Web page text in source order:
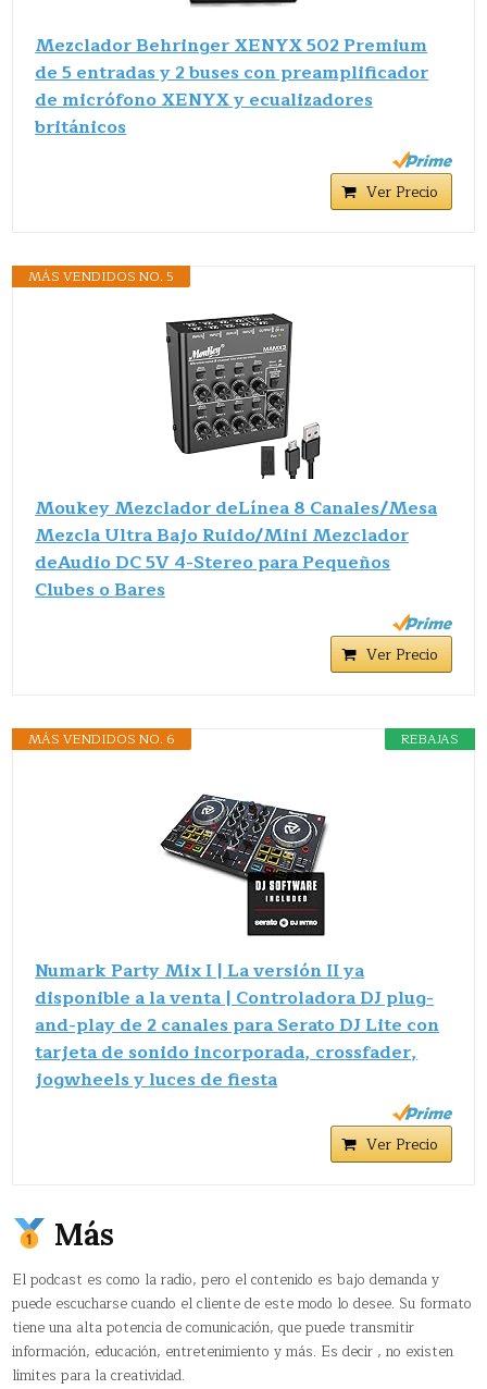
Mezclador Behringer XENYX 502 Premium
de 5 entradas y 2 buses con preamplificador
de micrófono XENYX y ecualizadores
británicos
Ver Precio
MÁS VENDIDOS NO. 5
Moukey Mezclador deLínea 8 Canales/Mesa
Mezcla Ultra Bajo Ruido/Mini Mezclador
deAudio DC 5V 4-Stereo para Pequeños
Clubes o Bares
Ver Precio
REBAJAS
MÁS VENDIDOS NO. 6
Numark Party Mix I | La versión II ya
disponible a la venta | Controladora DJ plug-
and-play de 2 canales para Serato DJ Lite con
tarjeta de sonido incorporada, crossfader,
jogwheels y luces de fiesta
Ver Precio
Más
El podcast es como la radio, pero el contenido es bajo demanda y
puede escucharse cuando el cliente de este modo lo desee. Su formato
tiene una alta potencia de comunicación, que puede transmitir
información, educación, entretenimiento y más. Es decir , no existen
límites para la creatividad.